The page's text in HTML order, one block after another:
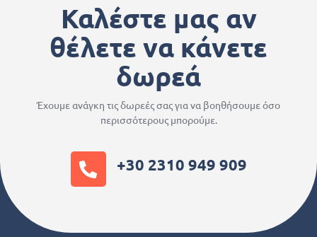
Καλέστε μας αν
θέλετε να κάνετε
δωρεά
Έχουμε ανάγκη τις δωρεές σας για να βοηθήσουμε όσο
περισσότερους μπορούμε.
+30 2310 949 909